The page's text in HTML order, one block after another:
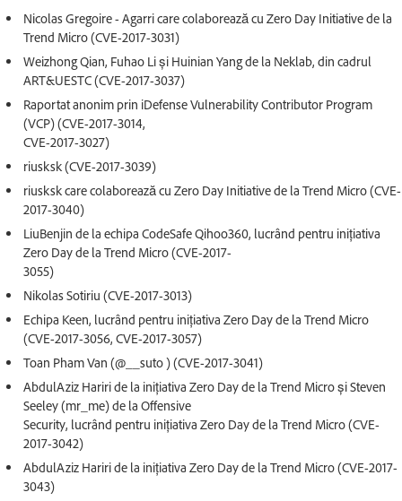
Nicolas Gregoire - Agarri care colaborează cu Zero Day Initiative de la
Trend Micro (CVE-2017-3031)
Weizhong Qian, Fuhao Li și Huinian Yang de la Neklab, din cadrul
ART&UESTC (CVE-2017-3037)
Raportat anonim prin iDefense Vulnerability Contributor Program
(VCP) (CVE-2017-3014,
CVE-2017-3027)
riusksk (CVE-2017-3039)
riusksk care colaborează cu Zero Day Initiative de la Trend Micro (CVE-
2017-3040)
LiuBenjin de la echipa CodeSafe Qihoo360, lucrând pentru inițiativa
Zero Day de la Trend Micro (CVE-2017-
3055)
Nikolas Sotiriu (CVE-2017-3013)
Echipa Keen, lucrând pentru inițiativa Zero Day de la Trend Micro
(CVE-2017-3056, CVE-2017-3057)
Toan Pham Van (@__suto ) (CVE-2017-3041)
AbdulAziz Hariri de la inițiativa Zero Day de la Trend Micro și Steven
Seeley (mr_me) de la Offensive
Security, lucrând pentru inițiativa Zero Day de la Trend Micro (CVE-
2017-3042)
AbdulAziz Hariri de la inițiativa Zero Day de la Trend Micro (CVE-2017-
3043)